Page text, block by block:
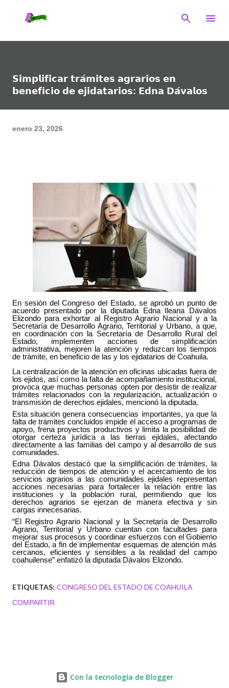
𝗦𝗶𝗺𝗽𝗹𝗶𝗳𝗶𝗰𝗮𝗿 𝘁𝗿𝗮́𝗺𝗶𝘁𝗲𝘀 𝗮𝗴𝗿𝗮𝗿𝗶𝗼𝘀 𝗲𝗻
𝗯𝗲𝗻𝗲𝗳𝗶𝗰𝗶𝗼 𝗱𝗲 𝗲𝗷𝗶𝗱𝗮𝘁𝗮𝗿𝗶𝗼𝘀: 𝗘𝗱𝗻𝗮 𝗗𝗮́𝘃𝗮𝗹𝗼𝘀
enero 23, 2026
En sesión del Congreso del Estado, se aprobó un punto de
acuerdo presentado por la diputada Edna Ileana Dávalos
Elizondo para exhortar al Registro Agrario Nacional y a la
Secretaría de Desarrollo Agrario, Territorial y Urbano, a que,
en coordinación con la Secretaría de Desarrollo Rural del
Estado, implementen acciones de simplificación
administrativa, mejoren la atención y reduzcan los tiempos
de trámite, en beneficio de las y los ejidatarios de Coahuila.
La centralización de la atención en oficinas ubicadas fuera de
los ejidos, así como la falta de acompañamiento institucional,
provoca que muchas personas opten por desistir de realizar
trámites relacionados con la regularización, actualización o
transmisión de derechos ejidales, mencionó la diputada.
Esta situación genera consecuencias importantes, ya que la
falta de trámites concluidos impide el acceso a programas de
apoyo, frena proyectos productivos y limita la posibilidad de
otorgar certeza jurídica a las tierras ejidales, afectando
directamente a las familias del campo y al desarrollo de sus
comunidades.
Edna Dávalos destacó que la simplificación de trámites, la
reducción de tiempos de atención y el acercamiento de los
servicios agrarios a las comunidades ejidales representan
acciones necesarias para fortalecer la relación entre las
instituciones y la población rural, permitiendo que los
derechos agrarios se ejerzan de manera efectiva y sin
cargas innecesarias.
“El Registro Agrario Nacional y la Secretaría de Desarrollo
Agrario, Territorial y Urbano cuentan con facultades para
mejorar sus procesos y coordinar esfuerzos con el Gobierno
del Estado, a fin de implementar esquemas de atención más
cercanos, eficientes y sensibles a la realidad del campo
coahuilense” enfatizó la diputada Dávalos Elizondo.
ETIQUETAS: CONGRESO DEL ESTADO DE COAHUILA
COMPARTIR
Con la tecnología de Blogger